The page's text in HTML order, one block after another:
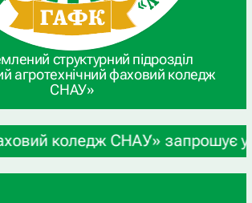
структурний підрозділ
агротехнічний фаховий коледж
СНАУ»
СНАУ» запрошує учнів 9-